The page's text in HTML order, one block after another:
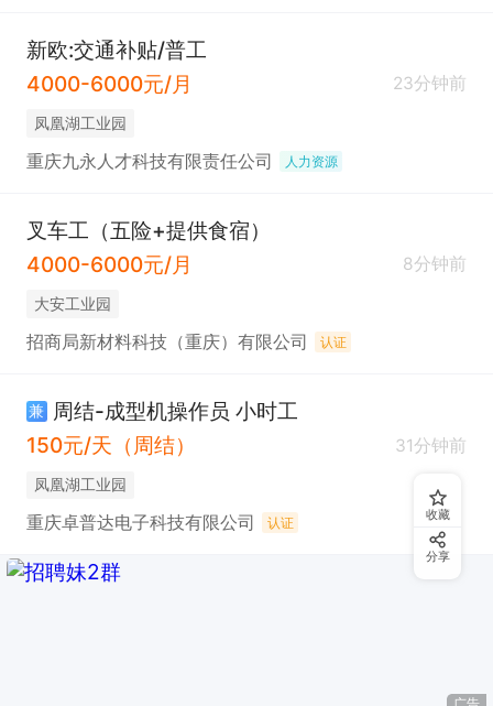
新欧:交通补贴/普工
4000-6000元/月
23分钟前
凤凰湖工业园
重庆九永人才科技有限责任公司 人力资源
叉车工（五险+提供食宿）
4000-6000元/月
8分钟前
大安工业园
招商局新材料科技（重庆）有限公司 认证
兼 周结-成型机操作员 小时工
150元/天（周结）
31分钟前
凤凰湖工业园
重庆卓普达电子科技有限公司 认证 收藏
分享